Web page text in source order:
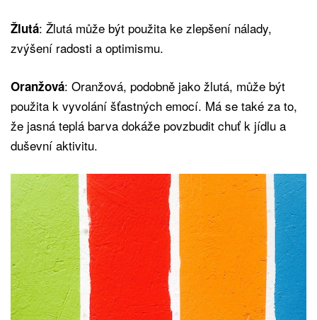
Žlutá: Žlutá může být použita ke zlepšení nálady,
zvýšení radosti a optimismu.
Oranžová: Oranžová, podobně jako žlutá, může být
použita k vyvolání šťastných emocí. Má se také za to,
že jasná teplá barva dokáže povzbudit chuť k jídlu a
duševní aktivitu.